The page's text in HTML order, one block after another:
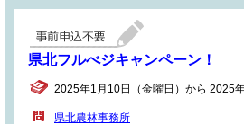
県北フルべジキャンペーン！
2025年1月10日（金曜日）から 2025
県北農林事務所